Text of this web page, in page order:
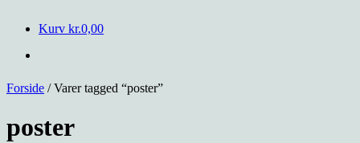
Kurv kr.0,00
Forside / Varer tagged “poster”
poster